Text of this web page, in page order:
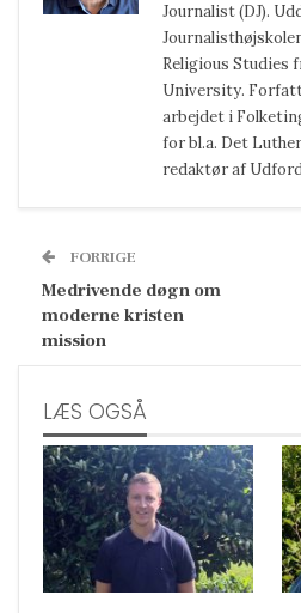
Journalist (DJ).
Religious Studies
University.
arbejdet i
for bl.a. Det
redaktør af
FORRIGE
Medrivende døgn om
moderne kristen
mission
LÆS OGSÅ